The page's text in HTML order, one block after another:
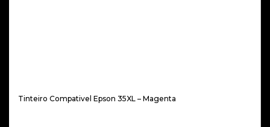
Tinteiro Compativel Epson 35XL – Magenta